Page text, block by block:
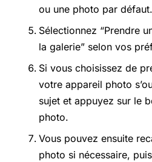
ou une photo par défaut.
Sélectionnez “Prendre
la galerie” selon vos
Si vous choisissez de
votre appareil photo
sujet et appuyez sur le
photo.
Vous pouvez ensuite
photo si nécessaire,